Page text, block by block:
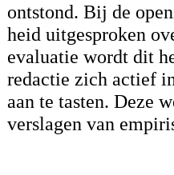
ontstond. Bij de
heid uitgesproken
evaluatie wordt dit
redactie zich actief
aan te tasten. Deze
verslagen van